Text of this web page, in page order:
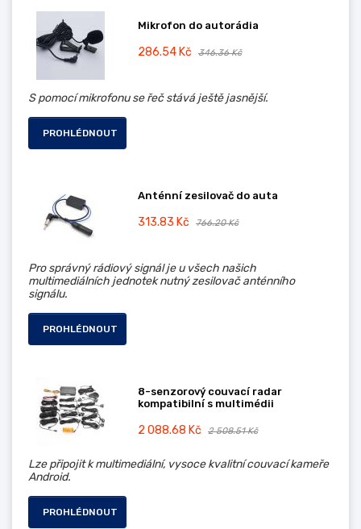
Mikrofon do autorádia
286.54 Kč 346.36 Kč
S pomocí mikrofonu se řeč stává ještě jasnější.
PROHLÉDNOUT
Anténní zesilovač do auta
313.83 Kč 766.20 Kč
Pro správný rádiový signál je u všech našich
multimediálních jednotek nutný zesilovač anténního
signálu.
PROHLÉDNOUT
8-senzorový couvací radar
kompatibilní s multimédii
2 088.68 Kč 2 508.51 Kč
Lze připojit k multimediální, vysoce kvalitní couvací kameře
Android.
PROHLÉDNOUT